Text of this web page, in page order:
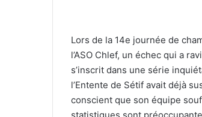
Lors de la 14e journée de
l’ASO Chlef, un échec qui a
s’inscrit dans une série
l’Entente de Sétif avait déjà
conscient que son équipe